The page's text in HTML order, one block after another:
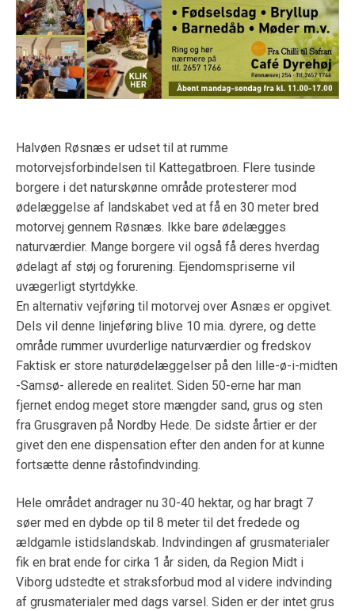
Halvøen Røsnæs er udset til at rumme
motorvejsforbindelsen til Kattegatbroen. Flere tusinde
borgere i det naturskønne område protesterer mod
ødelæggelse af landskabet ved at få en 30 meter bred
motorvej gennem Røsnæs. Ikke bare ødelægges
naturværdier. Mange borgere vil også få deres hverdag
ødelagt af støj og forurening. Ejendomspriserne vil
uvægerligt styrtdykke.
En alternativ vejføring til motorvej over Asnæs er opgivet.
Dels vil denne linjeføring blive 10 mia. dyrere, og dette
område rummer uvurderlige naturværdier og fredskov
Faktisk er store naturødelæggelser på den lille-ø-i-midten
-Samsø- allerede en realitet. Siden 50-erne har man
fjernet endog meget store mængder sand, grus og sten
fra Grusgraven på Nordby Hede. De sidste årtier er der
givet den ene dispensation efter den anden for at kunne
fortsætte denne råstofindvinding.
Hele området andrager nu 30-40 hektar, og har bragt 7
søer med en dybde op til 8 meter til det fredede og
ældgamle istidslandskab. Indvindingen af grusmaterialer
fik en brat ende for cirka 1 år siden, da Region Midt i
Viborg udstedte et straksforbud mod al videre indvinding
af grusmaterialer med dags varsel. Siden er der intet grus